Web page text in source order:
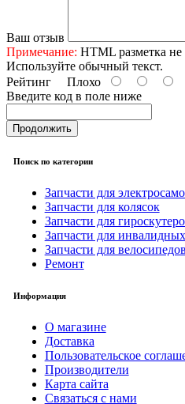
Ваш отзыв
Примечание: HTML разметка
Используйте обычный текст.
Рейтинг Плохо
Введите код в поле ниже
Продолжить
Поиск по категории
Запчасти для
Запчасти для колясок
Запчасти для
Запчасти для
Запчасти для велосипедов
Ремонт
Информация
О магазине
Доставка
Пользовательское
Производители
Карта сайта
Связаться с нами